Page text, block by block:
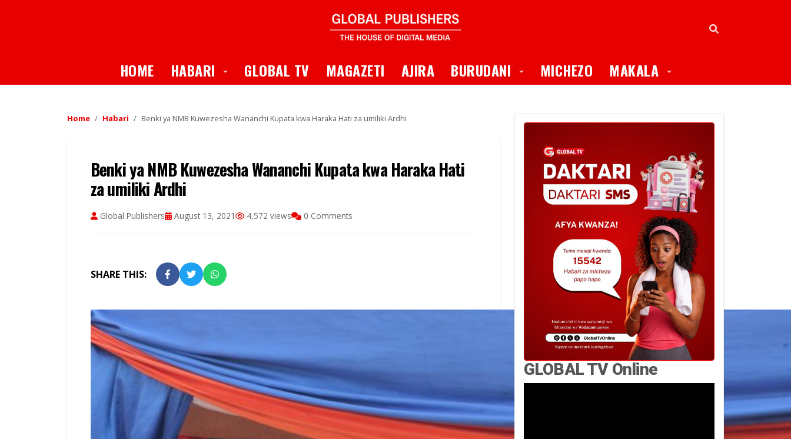
HOME HABARI Toggle Dropdown
GLOBAL TV MAGAZETI AJIRA BURUDANI Toggle Dropdown
MICHEZO MAKALA Toggle Dropdown
Home Habari Benki ya NMB Kuwezesha Wananchi Kupata kwa Haraka Hati za umiliki Ardhi
Benki ya NMB Kuwezesha Wananchi Kupata kwa Haraka Hati
za umiliki Ardhi
Global Publishers August 13, 2021 4,572 views 0 Comments
SHARE THIS:
GLOBAL TV Online